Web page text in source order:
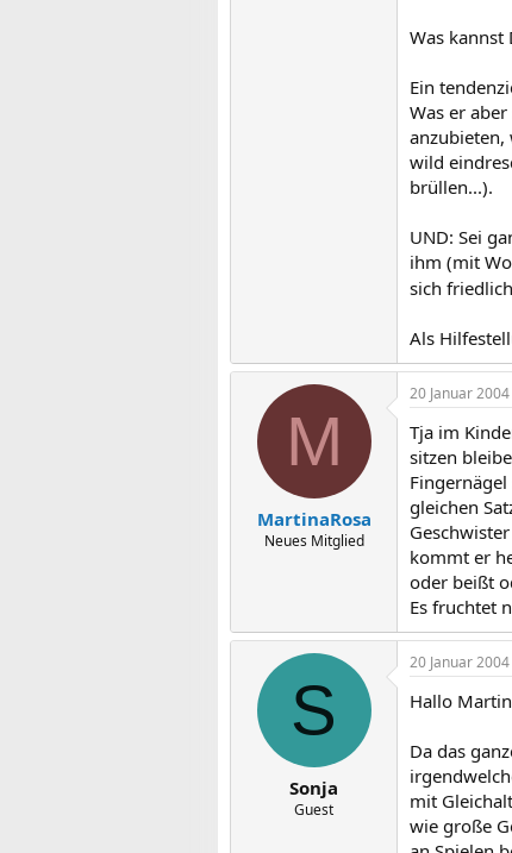
Was kannst
Ein
Was er
anzubieten,
wild
brüllen...).
UND: Sei
ihm (mit
sich
Als
M
MartinaRosa
Neues Mitglied
20 Januar 2004
Tja im
sitzen
gleichen
kommt er
oder beißt
Es fruchtet
S
Sonja
Guest
20 Januar 2004
Hallo
Da das
mit
wie große